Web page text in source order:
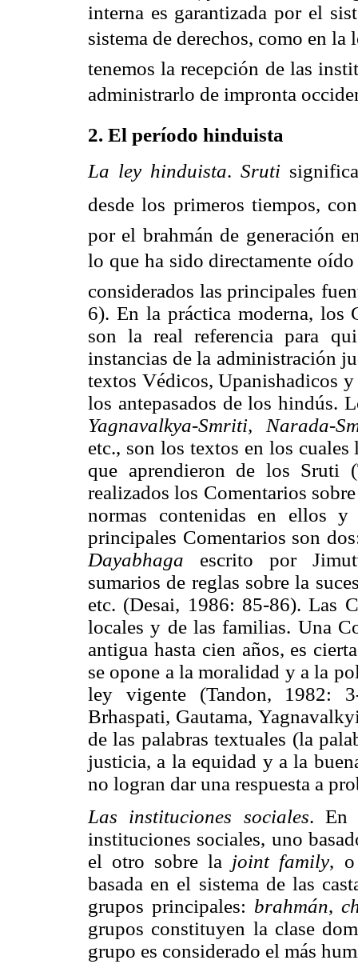
interna es garantizada por el
sistema de derechos, como en la
tenemos la recepción de las
administrarlo de impronta
2. El período hinduista
La ley hinduista. Srutisignifica
desde los primeros tiempos,
por el brahmán de generación
lo que ha sido directamente
considerados las principales
6). En la práctica moderna, los
son la real referencia para
instancias de la administración
textos Védicos, Upanishadicos
los antepasados de los hindús.
Yagnavalkya-Smriti, Narada-
etc., son los textos en los
que aprendieron de los Sruti
realizados los Comentarios
normas contenidas en ellos
principales Comentarios son
Dayabhaga escrito por
sumarios de reglas sobre la
etc. (Desai, 1986: 85-86). Las
locales y de las familias. Una
antigua hasta cien años, es
se opone a la moralidad y a la
ley vigente (Tandon, 1982:
Brhaspati, Gautama,
de las palabras textuales (la
justicia, a la equidad y a la
no logran dar una respuesta a
Las instituciones sociales. En
instituciones sociales, uno
el otro sobre la joint family, o
basada en el sistema de las
grupos principales: brahmán,
grupos constituyen la clase
grupo es considerado el más